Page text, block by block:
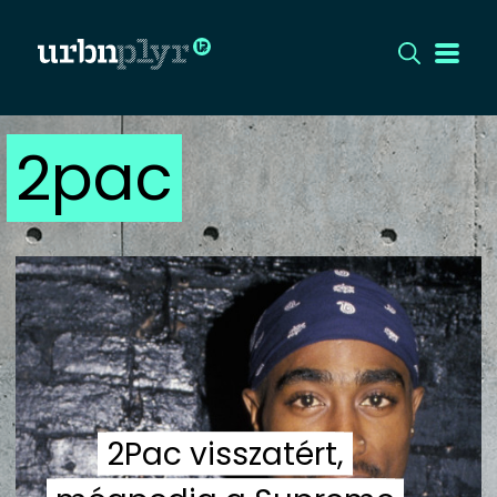
CÍMLAP
DIZÁJN
DIVAT
HIP
KULT
UTCA
2pac
2Pac visszatért,